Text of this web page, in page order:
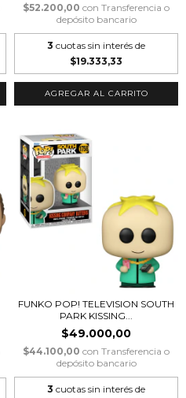
$52.200,00 con Transferencia o
depósito bancario
3 cuotas sin interés de
$19.333,33
FUNKO POP! TELEVISION SOUTH
PARK KISSING...
$49.000,00
$44.100,00 con Transferencia o
depósito bancario
3 cuotas sin interés de